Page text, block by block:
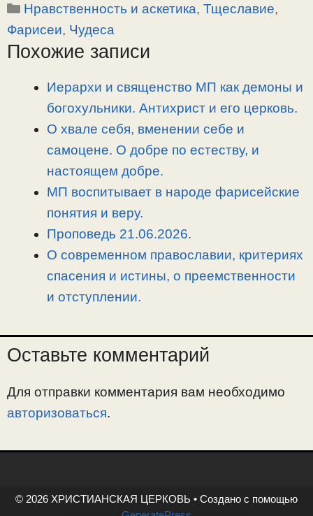
p
y
L
l
e
g
a
c
e
b
п
р
а
Рубрики
Нравственность и аскетика,Тщеславие,
Фарисеи, Чудеса
Похожие записи
Иерархи и священство МП как демоны и
богохульники. Антихрист и его церковь.
О хвале себя, вменении себе и
самоцене. О добре по естеству, и
настоящем добре.
МП воспитывает в народе фарисейские
понятия и веру.
Проповедь 21.06.2026.
О современном православии, критериях
спасения и истины, о преемственности
и отступлении.
Оставьте комментарий
Для отправки комментария вам необходимо
авторизоваться.
© 2026 ХРИСТИАНСКАЯ ЦЕРКОВЬ • Создано с помощью